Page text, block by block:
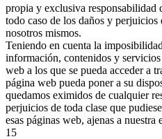
propia y exclusiva responsabilidad
todo caso de los daños y perjuicios
nosotros mismos.
Teniendo en cuenta la
información, contenidos y
web a los que se pueda acceder a
página web pueda poner a su
quedamos eximidos de cualquier
perjuicios de toda clase que
esas páginas web, ajenas a
15